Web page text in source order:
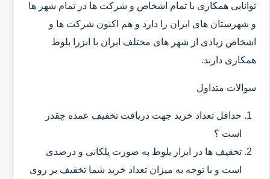
توانایی همکاری با تمام اشخاص و شرکت ها در تمام شهر ها
و شهرستان های ایران را دارد و هم اکنون شرکت ها و
اشخاص زیادی از شهر های مختلف ایران با ابزرا بلوط
همکاری دارند.
سوالات متداول
حداقل تعداد خرید جهت دریافت تخفیف عمده چقدر
است ؟
تخفیف ها در ابزار بلوط به صورت پلکانی و درصدی
است و با توجه به میزان تعداد خرید شما تخفیف بر روی